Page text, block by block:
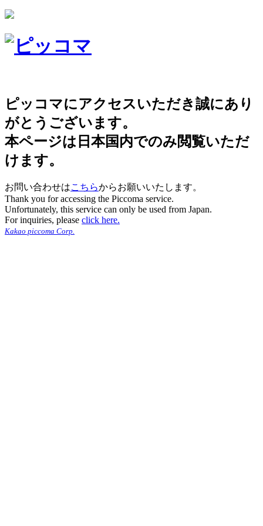
ピッコマにアクセスいただき誠にあり
がとうございます。
本ページは日本国内でのみ閲覧いただ
けます。
お問い合わせはこちらからお願いいたします。
Thank you for accessing the Piccoma service.
Unfortunately, this service can only be used from Japan.
For inquiries, please click here.
Kakao piccoma Corp.